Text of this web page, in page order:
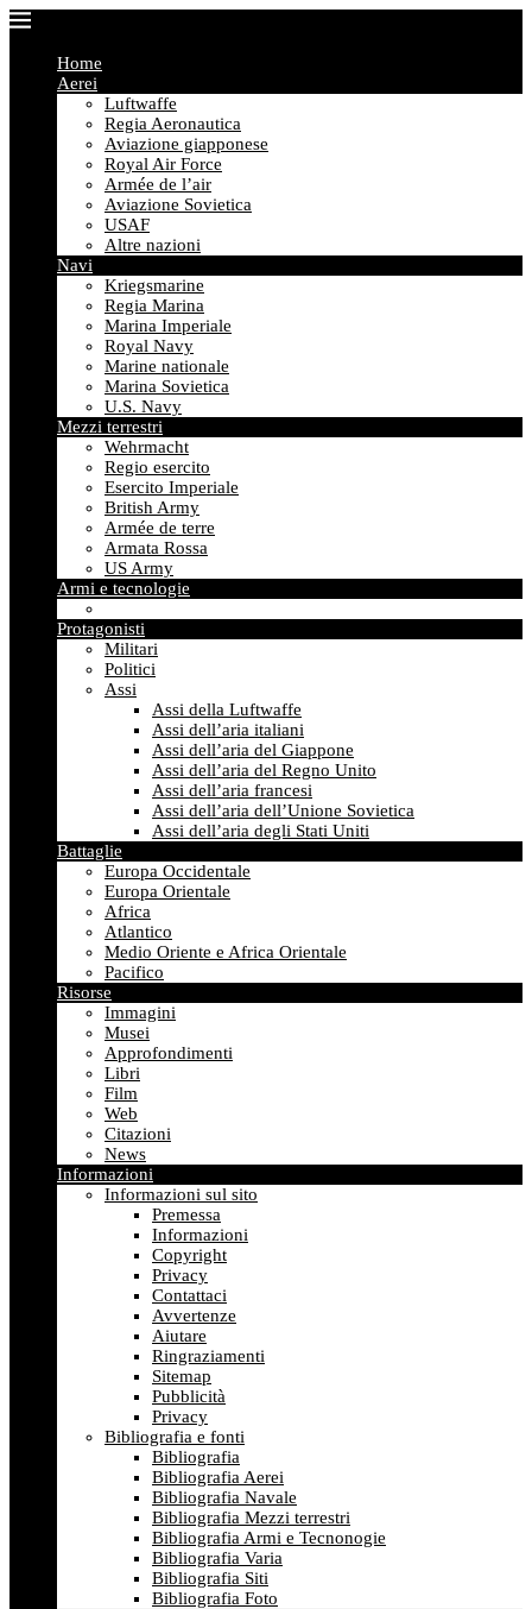
Home
Aerei
Luftwaffe
Regia Aeronautica
Aviazione giapponese
Royal Air Force
Armée de l’air
Aviazione Sovietica
USAF
Altre nazioni
Navi
Kriegsmarine
Regia Marina
Marina Imperiale
Royal Navy
Marine nationale
Marina Sovietica
U.S. Navy
Mezzi terrestri
Wehrmacht
Regio esercito
Esercito Imperiale
British Army
Armée de terre
Armata Rossa
US Army
Armi e tecnologie
Protagonisti
Militari
Politici
Assi
Assi della Luftwaffe
Assi dell’aria italiani
Assi dell’aria del Giappone
Assi dell’aria del Regno Unito
Assi dell’aria francesi
Assi dell’aria dell’Unione Sovietica
Assi dell’aria degli Stati Uniti
Battaglie
Europa Occidentale
Europa Orientale
Africa
Atlantico
Medio Oriente e Africa Orientale
Pacifico
Risorse
Immagini
Musei
Approfondimenti
Libri
Film
Web
Citazioni
News
Informazioni
Informazioni sul sito
Premessa
Informazioni
Copyright
Privacy
Contattaci
Avvertenze
Aiutare
Ringraziamenti
Sitemap
Pubblicità
Privacy
Bibliografia e fonti
Bibliografia
Bibliografia Aerei
Bibliografia Navale
Bibliografia Mezzi terrestri
Bibliografia Armi e Tecnonogie
Bibliografia Varia
Bibliografia Siti
Bibliografia Foto